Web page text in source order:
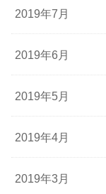
2019年7月
2019年6月
2019年5月
2019年4月
2019年3月